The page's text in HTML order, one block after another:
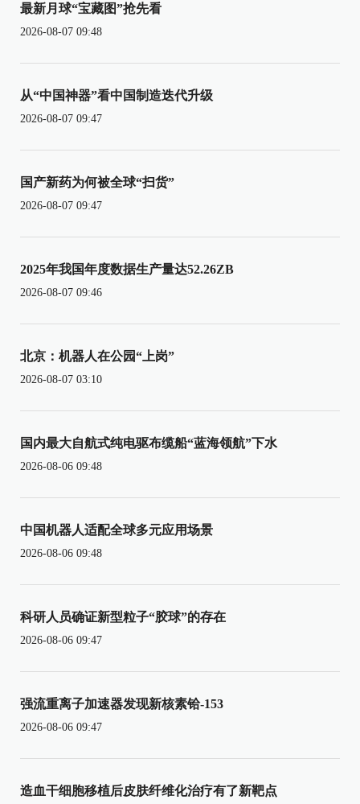
最新月球“宝藏图”抢先看
2026-08-07 09:48
从“中国神器”看中国制造迭代升级
2026-08-07 09:47
国产新药为何被全球“扫货”
2026-08-07 09:47
2025年我国年度数据生产量达52.26ZB
2026-08-07 09:46
北京：机器人在公园“上岗”
2026-08-07 03:10
国内最大自航式纯电驱布缆船“蓝海领航”下水
2026-08-06 09:48
中国机器人适配全球多元应用场景
2026-08-06 09:48
科研人员确证新型粒子“胶球”的存在
2026-08-06 09:47
强流重离子加速器发现新核素铪-153
2026-08-06 09:47
造血干细胞移植后皮肤纤维化治疗有了新靶点